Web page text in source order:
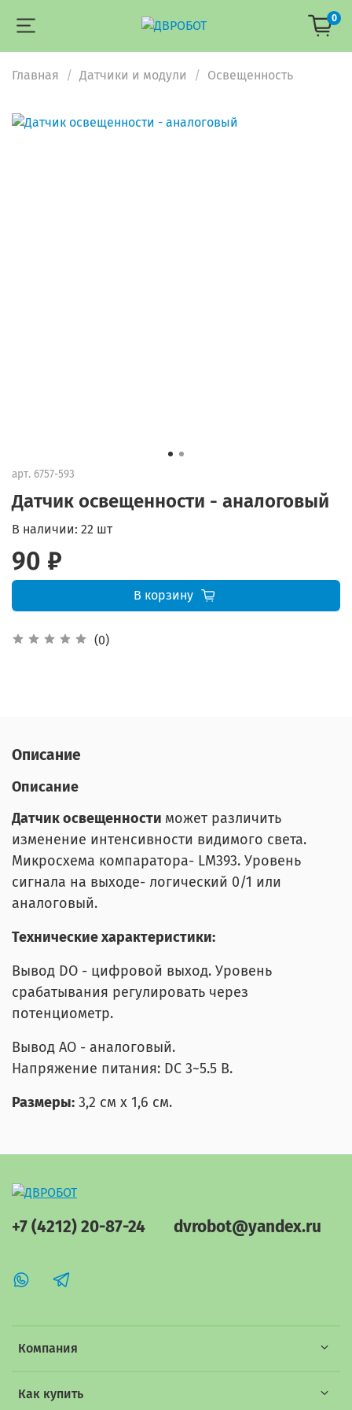
0
Главная Датчики и модули Освещенность
арт. 6757-593
Датчик освещенности - аналоговый
(0)
В наличии: 22 шт
90 ₽
В корзину
Описание
Описание
Датчик освещенности может различить
изменение интенсивности видимого света.
Микросхема компаратора- LM393. Уровень
сигнала на выходе- логический 0/1 или
аналоговый.
Технические характеристики:
Вывод DO - цифровой выход. Уровень
срабатывания регулировать через
потенциометр.
Вывод АO - аналоговый.
Напряжение питания: DC 3~5.5 В.
Размеры: 3,2 см x 1,6 см.
Компания
Как купить
+7 (4212) 20-87-24 dvrobot@yandex.ru